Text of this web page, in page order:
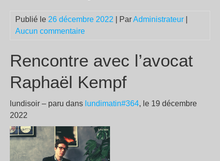
Publié le 26 décembre 2022 | ParAdministrateur
Aucun commentaire
Rencontre avec l’avocat
Raphaël Kempf
lundisoir – paru dans lundimatin#364, le 19 décembre
2022